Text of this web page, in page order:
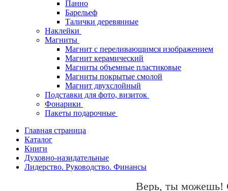
Панно
Барельеф
Талички деревянные
Наклейки
Магниты
Магнит с переливающимся изображением
Магнит керамический
Магниты объемные пластиковые
Магниты покрытые смолой
Магнит двухслойный
Подставки для фото, визиток
Фонарики
Пакеты подарочные
Главная страница
Каталог
Книги
Духовно-назидательные
Лидерство. Руководство. Финансы
Верь, ты можешь!